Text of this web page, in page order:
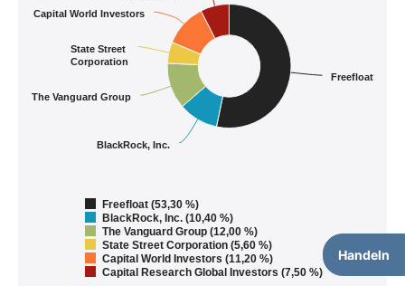
Handeln
Freefloat
BlackRock, Inc.
The Vanguard Group
State Street
Corporation
Capital World Investors
Freefloat (53,30 %)
BlackRock, Inc. (10,40 %)
The Vanguard Group (12,00 %)
State Street Corporation (5,60 %)
Capital World Investors (11,20 %)
Capital Research Global Investors (7,50 %)